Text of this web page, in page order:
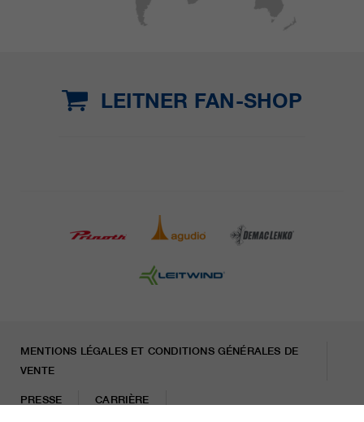
LEITNER FAN-SHOP
MENTIONS LÉGALES ET CONDITIONS GÉNÉRALES DE
VENTE
PRESSE CARRIÈRE